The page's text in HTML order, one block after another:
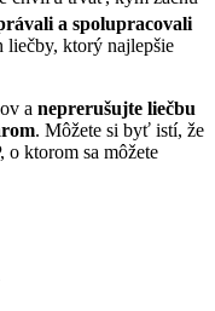
a spolupracovali
liečby, ktorý najlepšie
a neprerušujte liečbu
. Môžete si byť istí, že
o ktorom sa môžete